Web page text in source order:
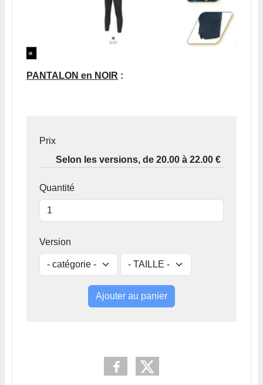
PANTALON en NOIR :
Prix
Quantité
Version
Ajouter au panier